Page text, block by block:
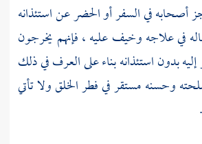
في السفر أو الحضر عن استئذانه
في علاجه وخيف عليه ، فإنهم يخرجون
بدون استئذانه بناء على العرف في ذلك
وحسنه مستقر في فطر الخلق ولا تأتي